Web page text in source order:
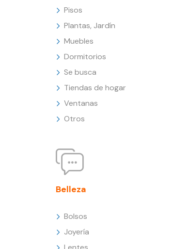
Pisos
Plantas, Jardín
Muebles
Dormitorios
Se busca
Tiendas de hogar
Ventanas
Otros
Belleza
Bolsos
Joyería